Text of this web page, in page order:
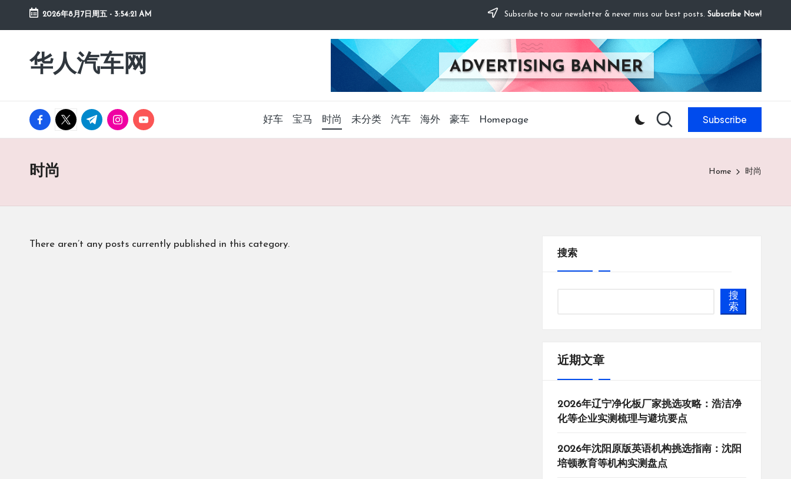
Skip
content
2026年8月7日周五 - 3:54:22 AM Subscribe to our newsletter & never miss our best posts. Subscribe Now!
华人汽车网
facebook.com
twitter.com
t.me instagram.com
youtube.com 好车 宝马 时尚 未分类 汽车 海外 豪车 Homepage Subscribe
时尚 Home 时尚
There aren’t any posts currently published in this category.
搜索
搜
索
近期文章
2026年辽宁净化板厂家挑选攻略：浩洁净
化等企业实测梳理与避坑要点
2026年沈阳原版英语机构挑选指南：沈阳
培顿教育等机构实测盘点